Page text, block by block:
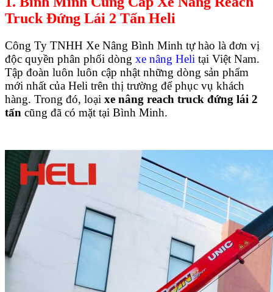
Truck Đứng Lái 2 Tấn Heli
Công Ty TNHH Xe Nâng Bình Minh tự hào là đơn vị
độc quyền phân phối dòng xe nâng Heli tại Việt Nam.
Tập đoàn luôn luôn cập nhật những dòng sản phẩm
mới nhất của Heli trên thị trường để phục vụ khách
hàng. Trong đó, loại xe nâng reach truck đứng lái 2
tấn cũng đã có mặt tại Bình Minh.